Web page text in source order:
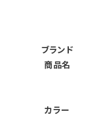
ブランド
商品名
カラー